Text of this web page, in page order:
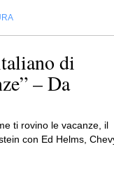
di
– Da
ti rovino le vacanze, il
con Ed Helms,